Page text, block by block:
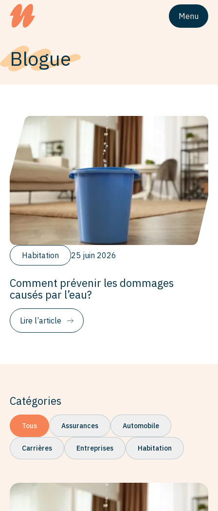
Logo du siteUnivesta Assurances Menu
Blogue
Habitation 25 juin 2026
Comment prévenir les dommages
causés par l’eau?
Lire l’article
Catégories
Tous Assurances Automobile
Carrières Entreprises Habitation